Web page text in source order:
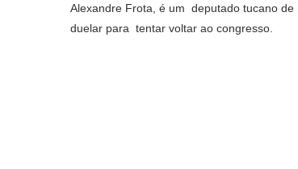
Alexandre Frota, é um deputado tucano
duelar para tentar voltar ao congresso.